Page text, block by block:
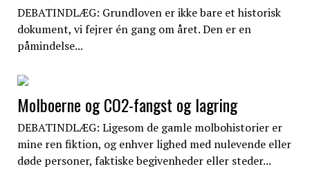
DEBATINDLÆG: Grundloven er ikke bare et historisk
dokument, vi fejrer én gang om året. Den er en
påmindelse...
Molboerne og CO2-fangst og lagring
DEBATINDLÆG: Ligesom de gamle molbohistorier er
mine ren fiktion, og enhver lighed med nulevende eller
døde personer, faktiske begivenheder eller steder...